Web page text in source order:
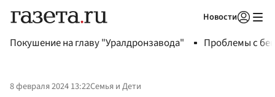
Новости
Покушение на главу "Уралдронзавода" Проблемы с
8 февраля 2024 13:22Семья и Дети